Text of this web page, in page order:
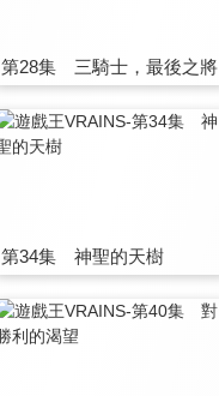
第28集 三騎士，最後之將
第34集 神聖的天樹